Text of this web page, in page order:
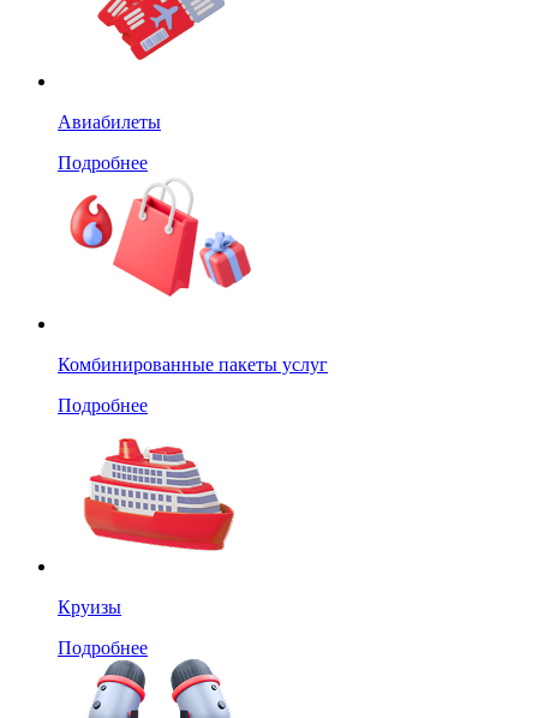
Авиабилеты
Подробнее
Комбинированные пакеты услуг
Подробнее
Круизы
Подробнее